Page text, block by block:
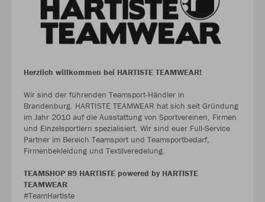
Herzlich willkommen bei HARTISTE TEAMWEAR!
Wir sind der führenden Teamsport-Händler in
Brandenburg. HARTISTE TEAMWEAR hat sich seit Gründung
im Jahr 2010 auf die Ausstattung von Sportvereinen, Firmen
und Einzelsportlern spezialisiert. Wir sind euer Full-Service
Partner im Bereich Teamsport und Teamsportbedarf,
Firmenbekleidung und Textilveredelung.
TEAMSHOP 89 HARTISTE powered by HARTISTE
TEAMWEAR
#TeamHartiste